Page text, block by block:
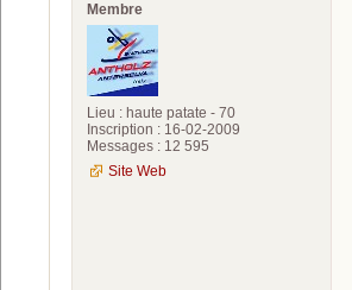
Membre
Lieu : haute patate - 70
Inscription : 16-02-2009
Messages : 12 595
Site Web